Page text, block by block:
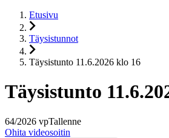
Etusivu
Täysistunnot
Täysistunto 11.6.2026 klo 16
Täysistunto
64/2026 vpTallenne
Ohita videosoitin